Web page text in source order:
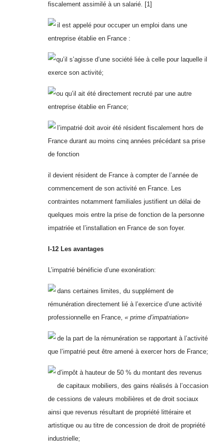
fiscalement assimilé à un salarié. [1]
il est appelé pour occuper un emploi dans une
entreprise établie en France :
qu’il s’agisse d’une société liée à celle pour laquelle il
exerce son activité;
ou qu’il ait été directement recruté par une autre
entreprise établie en France;
l’impatrié doit avoir été résident fiscalement hors de
France durant au moins cinq années précédant sa prise
de fonction
il devient résident de France à compter de l’année de
commencement de son activité en France. Les
contraintes notamment familiales justifient un délai de
quelques mois entre la prise de fonction de la personne
impatriée et l’installation en France de son foyer.
I-12 Les avantages
L’impatrié bénéficie d’une exonération:
dans certaines limites, du supplément de
rémunération directement lié à l’exercice d’une activité
professionnelle en France, « prime d’impatriation»
de la part de la rémunération se rapportant à l’activité
que l’impatrié peut être amené à exercer hors de France;
d’impôt à hauteur de 50 % du montant des revenus
de capitaux mobiliers, des gains réalisés à l’occasion
de cessions de valeurs mobilières et de droit sociaux
ainsi que revenus résultant de propriété littéraire et
artistique ou au titre de concession de droit de propriété
industrielle;